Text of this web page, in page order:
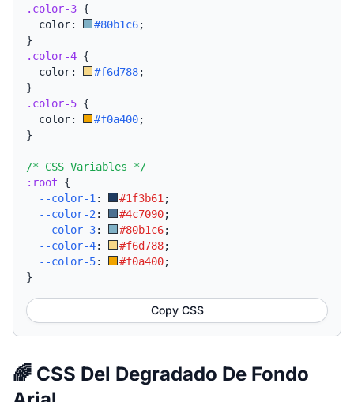
.color-3 {
  color:
#80b1c6;
}
.color-4 {
  color:
#f6d788;
}
.color-5 {
  color:
#f0a400;
}
/* CSS Variables */
:root {
--color-1 : #1f3b61 ;
--color-2 : #4c7090;
--color-3: #80b1c6;
--color-4: #f6d788;
--color-5: #f0a400;
}
Copy CSS
🌈 CSS Del Degradado De Fondo